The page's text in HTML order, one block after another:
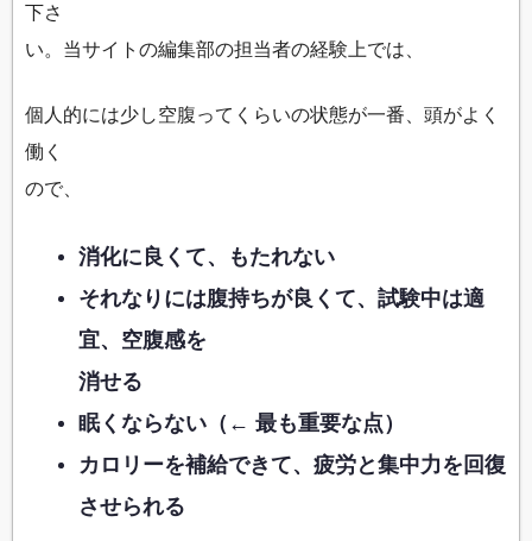
下さ
い。当サイトの編集部の担当者の経験上では、
個人的には少し空腹ってくらいの状態が一番、頭がよく
働く
ので、
消化に良くて、もたれない
それなりには腹持ちが良くて、試験中は適
宜、空腹感を
消せる
眠くならない（← 最も重要な点）
カロリーを補給できて、疲労と集中力を回復
させられる